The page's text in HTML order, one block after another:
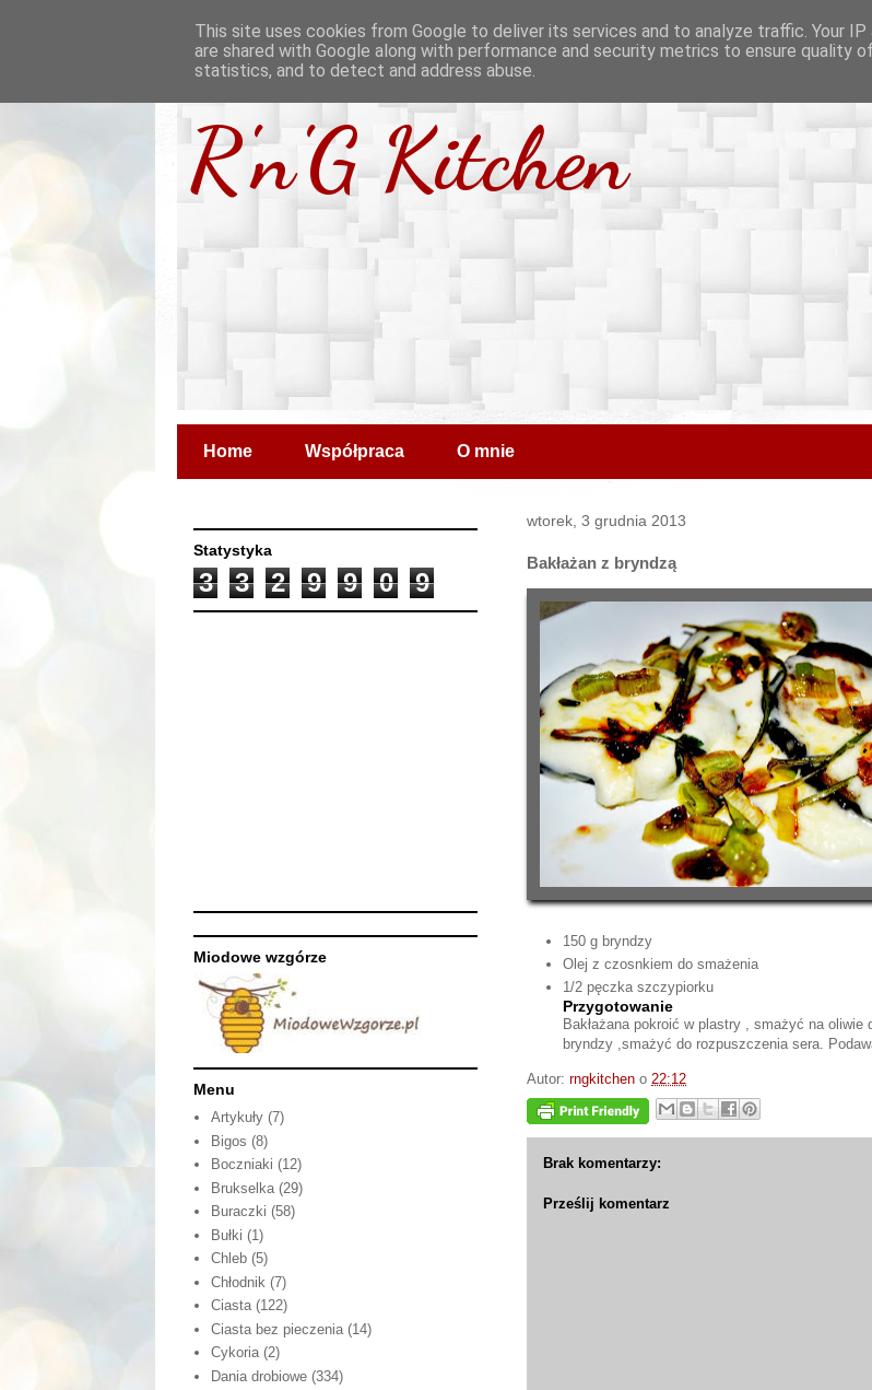
R'n'G Kitchen
Home Współpraca O mnie
wtorek, 3 grudnia 2013
Bakłażan z bryndzą
150 g bryndzy
Olej z czosnkiem do smażenia
1/2 pęczka szczypiorku
Przygotowanie
Bakłażana pokroić w plastry , smażyć na
bryndzy ,smażyć do rozpuszczenia sera.
Autor: rngkitchen o 22:12
Brak komentarzy:
Prześlij komentarz
Statystyka
3 3 2 9 9 0 9
Miodowe wzgórze
Menu
Artykuły (7)
Bigos (8)
Boczniaki (12)
Brukselka (29)
Buraczki (58)
Bułki (1)
Chleb (5)
Chłodnik (7)
Ciasta (122)
Ciasta bez pieczenia (14)
Cykoria (2)
Dania drobiowe (334)
This site uses cookies from Google to deliver its services and to analyze traffic. Your IP
are shared with Google along with performance and security metrics to ensure quality
statistics, and to detect and address abuse.